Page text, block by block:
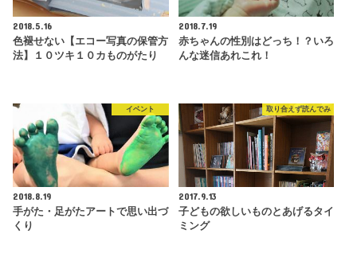
2018.5.16
色褪せない【エコー写真の保管方
法】１０ツキ１０カものがたり
2018.7.19
赤ちゃんの性別はどっち！？いろ
んな迷信あれこれ！
イベント
2018.8.19
手がた・足がたアートで思い出づ
くり
取り合えず読んでみ
2017.9.13
子どもの欲しいものとあげるタイ
ミング